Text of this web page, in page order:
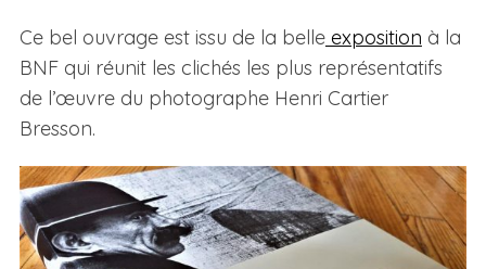
Ce bel ouvrage est issu de la belleexposition à la
BNF qui réunit les clichés les plus représentatifs
de l’œuvre du photographe Henri Cartier
Bresson.